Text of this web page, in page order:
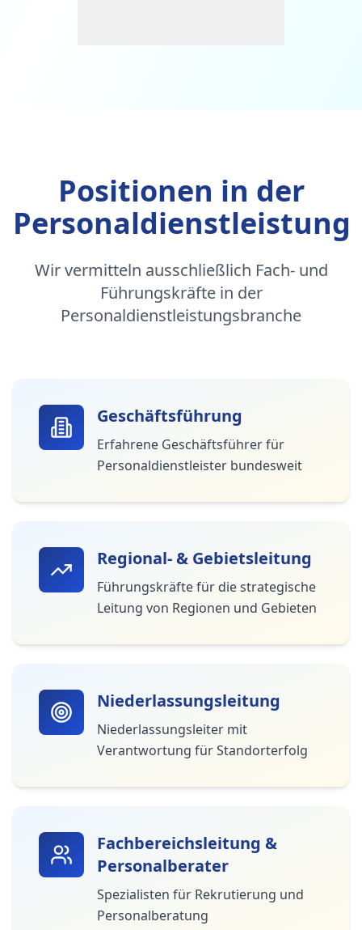
Positionen in der
Personaldienstleistung
Wir vermitteln ausschließlich Fach- und
Führungskräfte in der
Personaldienstleistungsbranche
Geschäftsführung
Erfahrene Geschäftsführer für
Personaldienstleister bundesweit
Regional- & Gebietsleitung
Führungskräfte für die strategische
Leitung von Regionen und Gebieten
Niederlassungsleitung
Niederlassungsleiter mit
Verantwortung für Standorterfolg
Fachbereichsleitung &
Personalberater
Spezialisten für Rekrutierung und
Personalberatung